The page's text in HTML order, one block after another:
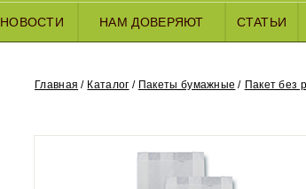
НОВОСТИ НАМ ДОВЕРЯЮТ СТАТЬИ
Главная Каталог Пакеты бумажные Пакет без